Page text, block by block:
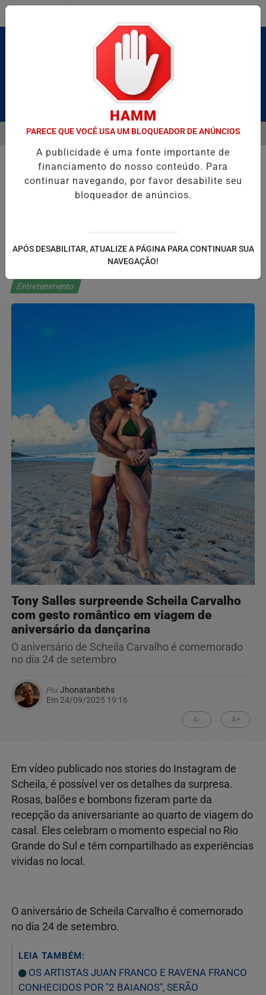
Pesquisar Notícia
HOMENAGEIA UZIEL BUENO NO TERRAÇO MINEIRO
EM ALTA
MENU
Entretenimento
Tony Salles surpreende Scheila Carvalho
com gesto romântico em viagem de
aniversário da dançarina
O aniversário de Scheila Carvalho é comemorado
no dia 24 de setembro
PorJhonatanbiths
Em 24/09/2025 19:16
A- A+
Em vídeo publicado nos stories do Instagram de
Scheila, é possível ver os detalhes da surpresa.
Rosas, balões e bombons fizeram parte da
recepção da aniversariante ao quarto de viagem do
casal. Eles celebram o momento especial no Rio
Grande do Sul e têm compartilhado as experiências
vividas no local.
O aniversário de Scheila Carvalho é comemorado
no dia 24 de setembro.
LEIA TAMBÉM:
OS ARTISTAS JUAN FRANCO E RAVENA FRANCO
CONHECIDOS POR "2 BAIANOS", SERÃO
HAMM
PARECE QUE VOCÊ USA UM BLOQUEADOR DE ANÚNCIOS
A publicidade é uma fonte importante de
financiamento do nosso conteúdo. Para
continuar navegando, por favor desabilite seu
bloqueador de anúncios.
APÓS DESABILITAR, ATUALIZE A PÁGINA PARA CONTINUAR SUA
NAVEGAÇÃO!